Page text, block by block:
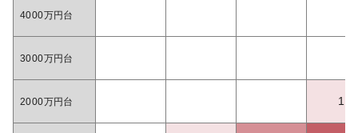
4000万円台
3000万円台
2000万円台 1